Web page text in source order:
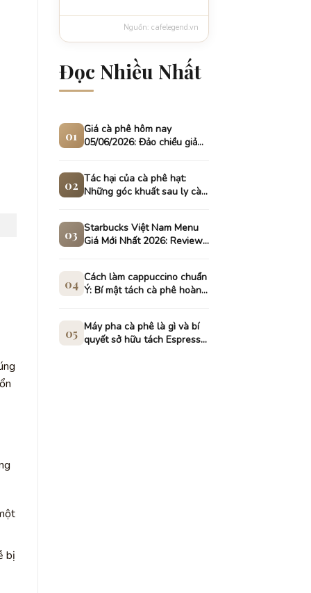
bị
Nguồn: cafelegend.vn
Đọc Nhiều Nhất
01 Giá cà phê hôm nay
05/06/2026: Đảo chiều giảm
02 Tác hại của cà phê hạt:
Những góc khuất sau ly cà
03 Starbucks Việt Nam Menu
Giá Mới Nhất 2026: Review
04 Cách làm cappuccino chuẩn
Ý: Bí mật tách cà phê hoàn
05 Máy pha cà phê là gì và bí
quyết sở hữu tách Espresso